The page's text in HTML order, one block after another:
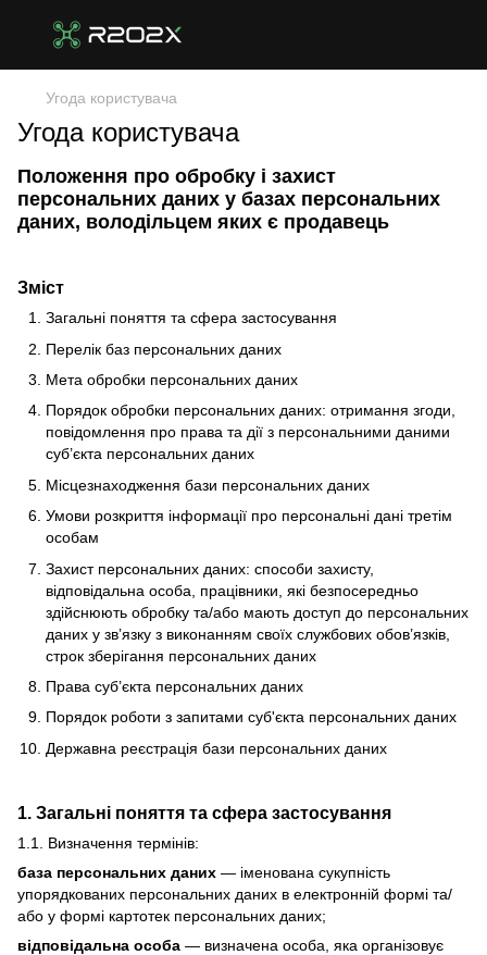
Угода користувача
Угода користувача
Положення про обробку і захист
персональних даних у базах персональних
даних, володільцем яких є продавець
Зміст
Загальні поняття та сфера застосування
Перелік баз персональних даних
Мета обробки персональних даних
Порядок обробки персональних даних: отримання згоди,
повідомлення про права та дії з персональними даними
суб’єкта персональних даних
Місцезнаходження бази персональних даних
Умови розкриття інформації про персональні дані третім
особам
Захист персональних даних: способи захисту,
відповідальна особа, працівники, які безпосередньо
здійснюють обробку та/або мають доступ до персональних
даних у зв’язку з виконанням своїх службових обов’язків,
строк зберігання персональних даних
Права суб’єкта персональних даних
Порядок роботи з запитами суб'єкта персональних даних
Державна реєстрація бази персональних даних
1. Загальні поняття та сфера застосування
1.1. Визначення термінів:
база персональних даних — іменована сукупність
упорядкованих персональних даних в електронній формі та/
або у формі картотек персональних даних;
відповідальна особа — визначена особа, яка організовує